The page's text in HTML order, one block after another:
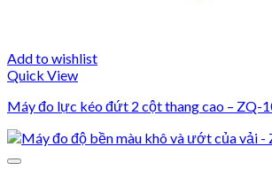
Add to wishlist
Quick View
Máy đo lực kéo đứt 2 cột thang cao – ZQ-